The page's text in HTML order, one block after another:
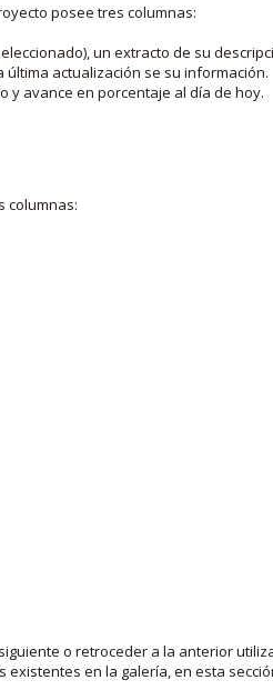
posee tres columnas:
un extracto de su
actualización se su información.
y avance en porcentaje al día de hoy.
columnas:
o retroceder a la anterior
en la galería, en esta